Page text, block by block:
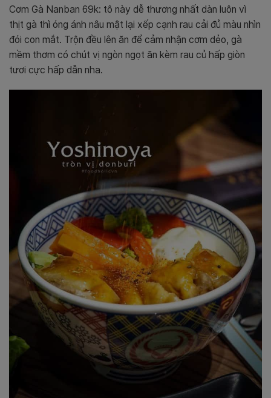
Cơm Gà Nanban 69k: tô này dễ thương nhất dàn luôn vì
thịt gà thì óng ánh nâu mật lại xếp cạnh rau cải đủ màu nhìn
đói con mắt. Trộn đều lên ăn để cảm nhận cơm dẻo, gà
mềm thơm có chút vị ngòn ngọt ăn kèm rau củ hấp giòn
tươi cực hấp dẫn nha.